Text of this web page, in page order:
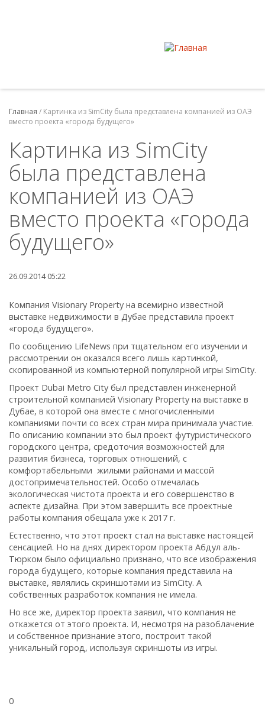
Главная / Картинка из SimCity была представлена компанией из ОАЭ
вместо проекта «города будущего»
Картинка из SimCity
была представлена
компанией из ОАЭ
вместо проекта «города
будущего»
26.09.2014 05:22
Компания Visionary Property на всемирно известной
выставке недвижимости в Дубае представила проект
«города будущего».
По сообщению LifeNews при тщательном его изучении и
рассмотрении он оказался всего лишь картинкой,
скопированной из компьютерной популярной игры SimCity.
Проект Dubai Metro City был представлен инженерной
строительной компанией Visionary Property на выставке в
Дубае, в которой она вместе с многочисленными
компаниями почти со всех стран мира принимала участие.
По описанию компании это был проект футуристического
городского центра, средоточия возможностей для
развития бизнеса, торговых отношений, с
комфортабельными жилыми районами и массой
достопримечательностей. Особо отмечалась
экологическая чистота проекта и его совершенство в
аспекте дизайна. При этом завершить все проектные
работы компания обещала уже к 2017 г.
Естественно, что этот проект стал на выставке настоящей
сенсацией. Но на днях директором проекта Абдул аль-
Тюрком было официально признано, что все изображения
города будущего, которые компания представила на
выставке, являлись скриншотами из SimCity. А
собственных разработок компания не имела.
Но все же, директор проекта заявил, что компания не
откажется от этого проекта. И, несмотря на разоблачение
и собственное признание этого, построит такой
уникальный город, используя скриншоты из игры.
0